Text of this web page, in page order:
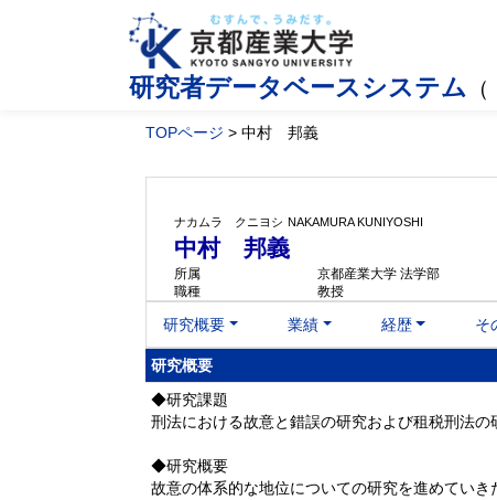
研究者データベースシステム
TOPページ > 中村 邦義
ナカムラ クニヨシ NAKAMURA KUNIYOSHI
中村 邦義
所属
京都産業大学 法学部
職種
教授
研究概要 業績 経歴 そ
研究概要
◆研究課題
刑法における故意と錯誤の研究および租税刑法の
◆研究概要
故意の体系的な地位についての研究を進めてい